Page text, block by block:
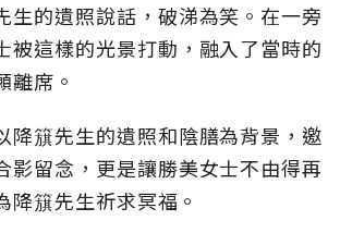
生的遺照說話，破涕為笑。在一旁
被這樣的光景打動，融入了當時的
離席。
降簱先生的遺照和陰膳為背景，邀
影留念，更是讓勝美女士不由得再
降簱先生祈求冥福。